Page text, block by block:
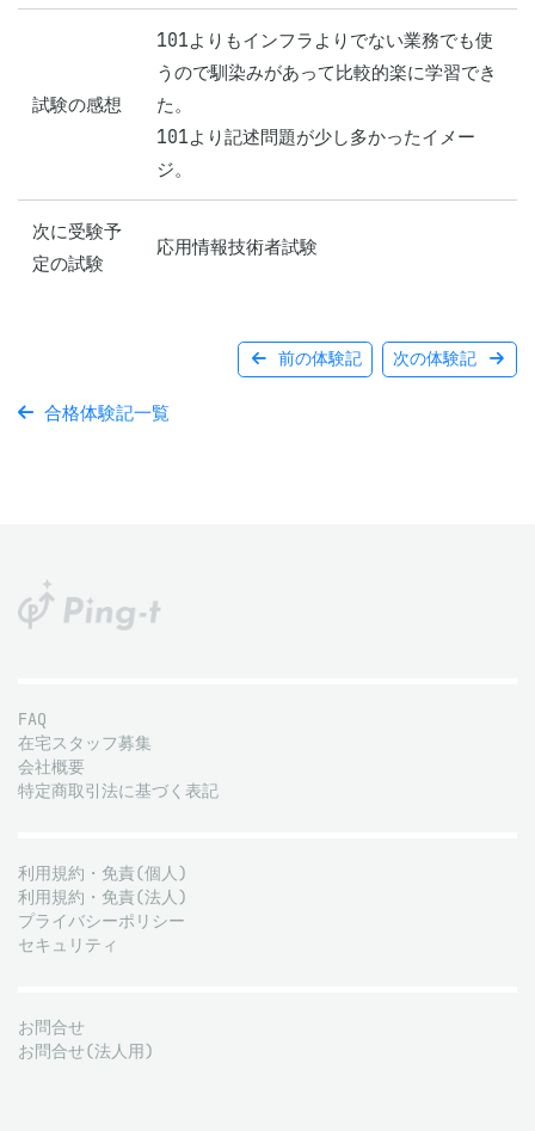
試験の感想
101よりもインフラよりでない業務でも使
うので馴染みがあって比較的楽に学習でき
た。
101より記述問題が少し多かったイメー
ジ。
次に受験予
定の試験
応用情報技術者試験
前の体験記 次の体験記
合格体験記一覧
FAQ
在宅スタッフ募集
会社概要
特定商取引法に基づく表記
利用規約・免責(個人)
利用規約・免責(法人)
プライバシーポリシー
セキュリティ
お問合せ
お問合せ(法人用)